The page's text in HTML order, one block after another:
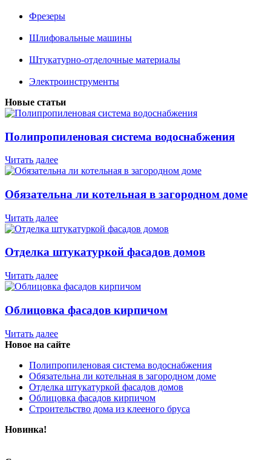
Фрезеры
Шлифовальные машины
Штукатурно-отделочные материалы
Электроинструменты
Новые статьи
Полипропиленовая система водоснабжения
Читать далее
Обязательна ли котельная в загородном доме
Читать далее
Отделка штукатуркой фасадов домов
Читать далее
Облицовка фасадов кирпичом
Читать далее
Новое на сайте
Полипропиленовая система водоснабжения
Обязательна ли котельная в загородном доме
Отделка штукатуркой фасадов домов
Облицовка фасадов кирпичом
Строительство дома из клееного бруса
Новинка!